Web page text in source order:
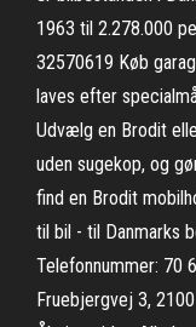
1963 til 2.278.000
32570619 Køb
laves efter
Udvælg en Brodit
uden sugekop, og
find en Brodit
til bil - til Danmarks
Telefonnummer: 70
Fruebjergvej 3,